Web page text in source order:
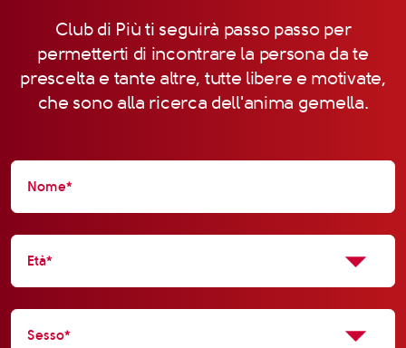
Club di Più ti seguirà passo passo per
permetterti di incontrare la persona da te
prescelta e tante altre, tutte libere e motivate,
che sono alla ricerca dell'anima gemella.